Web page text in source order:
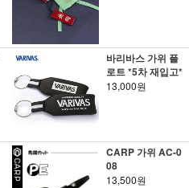
바리바스 가위 플
로트 *5차 재입고*
13,000원
CARP 가위 AC-0
08
13,500원